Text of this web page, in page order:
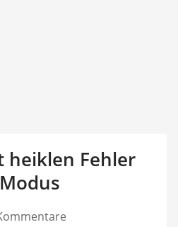
heiklen Fehler